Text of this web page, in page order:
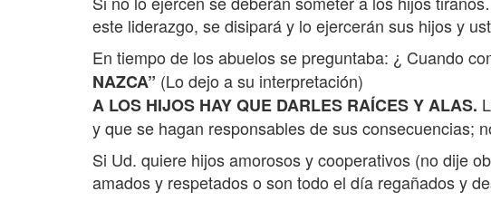
este liderazgo, se disipará y lo ejercerán sus hijos y
En tiempo de los abuelos se preguntaba: ¿ Cuando
NAZCA” (Lo dejo a su interpretación)
A LOS HIJOS HAY QUE DARLES RAÍCES Y ALAS.
y que se hagan responsables de sus consecuencias;
Si Ud. quiere hijos amorosos y cooperativos (no dije
amados y respetados o son todo el día regañados y